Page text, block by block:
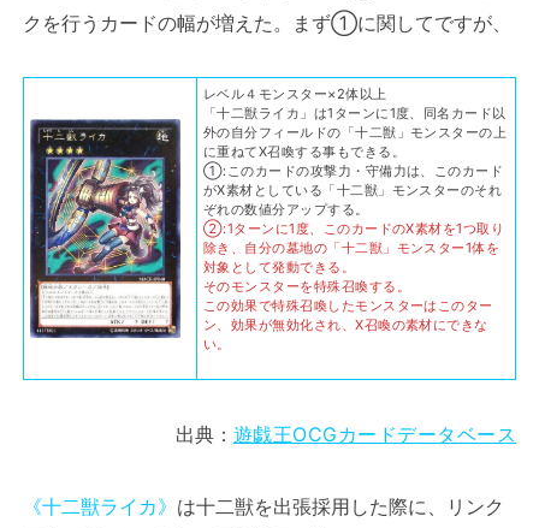
クを行うカードの幅が増えた。まず①に関してですが、
レベル４モンスター×2体以上
「十二獣ライカ」は1ターンに1度、同名カード以
外の自分フィールドの「十二獣」モンスターの上
に重ねてX召喚する事もできる。
①:このカードの攻撃力・守備力は、このカード
がX素材としている「十二獣」モンスターのそれ
ぞれの数値分アップする。
②:1ターンに1度、このカードのX素材を1つ取り
除き、自分の墓地の「十二獣」モンスター1体を
対象として発動できる。
そのモンスターを特殊召喚する。
この効果で特殊召喚したモンスターはこのター
ン、効果が無効化され、X召喚の素材にできな
い。
出典： 遊戯王OCGカードデータベース
《十二獣ライカ》 は十二獣を出張採用した際に、リンク